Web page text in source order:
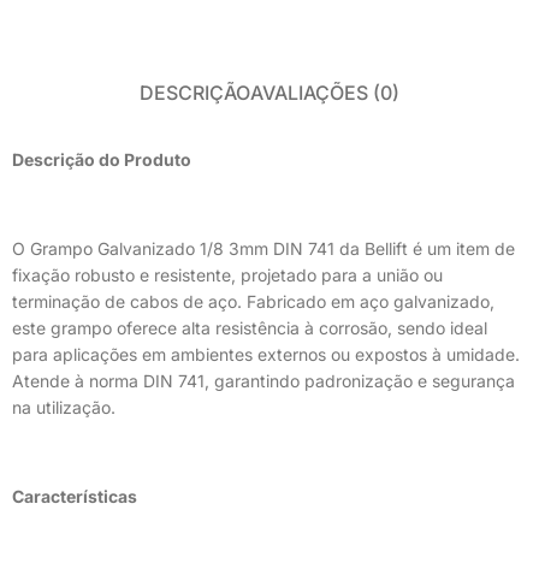
DESCRIÇÃOAVALIAÇÕES (0)
Descrição do Produto
O Grampo Galvanizado 1/8 3mm DIN 741 da Bellift é um item de
fixação robusto e resistente, projetado para a união ou
terminação de cabos de aço. Fabricado em aço galvanizado,
este grampo oferece alta resistência à corrosão, sendo ideal
para aplicações em ambientes externos ou expostos à umidade.
Atende à norma DIN 741, garantindo padronização e segurança
na utilização.
Características